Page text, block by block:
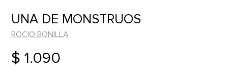
UNA DE MONSTRUOS
ROCIO BONILLA
$ 1.090